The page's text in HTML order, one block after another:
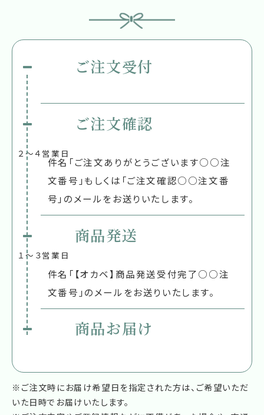
ご注文受付
ご注文確認
件名「ご注文ありがとうございます○○注
文番号」もしくは「ご注文確認○○注文番
号」のメールをお送りいたします。
商品発送
２〜４営業日
件名「【オカベ】商品発送受付完了○○注
文番号」のメールをお送りいたします。
商品お届け
１〜３営業日
※ご注文時にお届け希望日を指定された方は、ご希望いただ
いた日時でお届けいたします。